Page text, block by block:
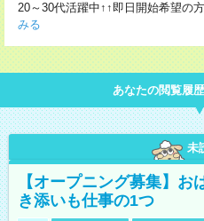
20～30代活躍中↑↑即日開始希望の
みる
あなたの閲覧履
未
【オープニング募集】
き添いも仕事の1つ